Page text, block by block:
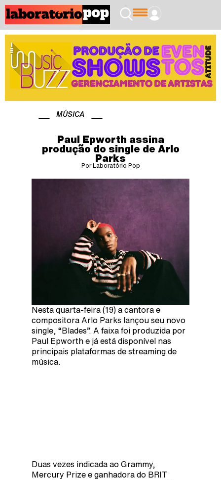
MÚSICA
Paul Epworth assina
produção do single de Arlo
Parks
Por Laboratório Pop
Nesta quarta-feira (19) a cantora e
compositora Arlo Parks lançou seu novo
single, “Blades”. A faixa foi produzida por
Paul Epworth e já está disponível nas
principais plataformas de streaming de
música.
Duas vezes indicada ao Grammy,
Mercury Prize e ganhadora do BRIT